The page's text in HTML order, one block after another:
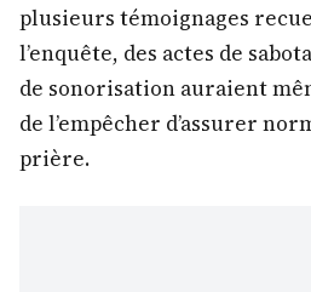
plusieurs témoignages
l’enquête, des actes de
de sonorisation auraient
de l’empêcher d’assurer
prière.